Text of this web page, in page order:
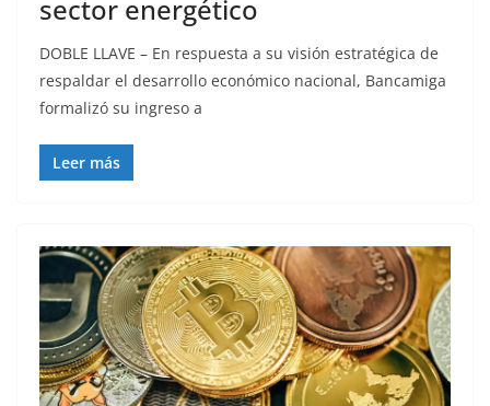
sector energético
DOBLE LLAVE – En respuesta a su visión estratégica de
respaldar el desarrollo económico nacional, Bancamiga
formalizó su ingreso a
Leer más